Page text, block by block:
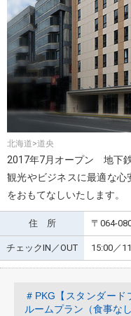
北海道>道央
2017年7月オープン 地下
観光やビジネスに最適な
をおもてなしいたします。
住 所 〒064-
チェックIN／OUT 15:00／
＃PKG【スタンダー
ルームプラン（食事なし